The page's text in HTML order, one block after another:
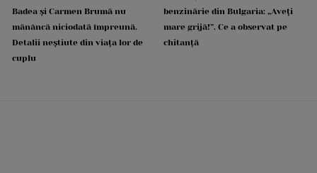
Badea și Carmen Brumă nu
mănâncă niciodată împreună.
Detalii neștiute din viața lor de
cuplu
benzinărie din Bulgaria: „Aveți
mare grijă!”. Ce a observat pe
chitanță